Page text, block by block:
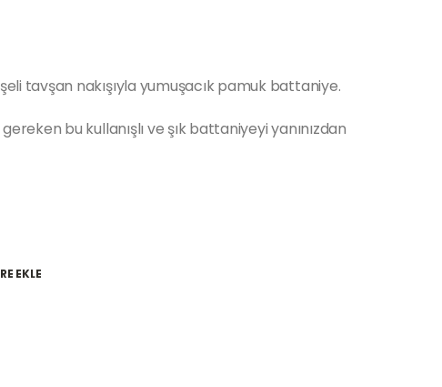
tavşan nakışıyla yumuşacık pamuk battaniye.
bu kullanışlı ve şık battaniyeyi yanınızdan
EKLE